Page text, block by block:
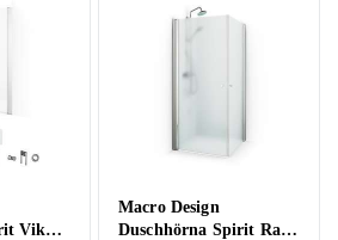
Vik
Macro Design
Duschhörna Spirit Rak